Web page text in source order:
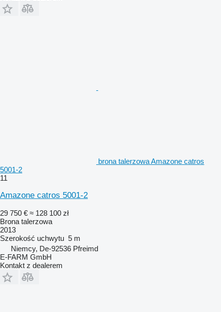
brona talerzowa Amazone catros
5001-2
11
Amazone catros 5001-2
29 750 € ≈ 128 100 zł
Brona talerzowa
2013
Szerokość uchwytu 5 m
Niemcy, De-92536 Pfreimd
E-FARM GmbH
Kontakt z dealerem